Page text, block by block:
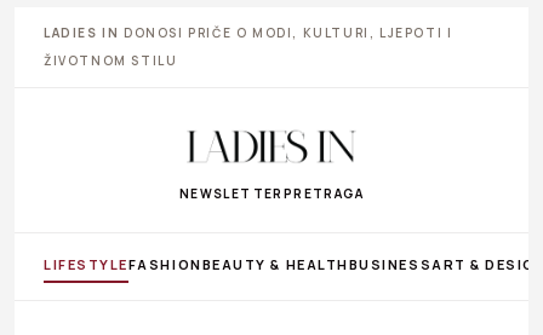
LADIES IN DONOSI PRIČE O MODI, KULTURI, LJEPOTI I
ŽIVOTNOM STILU
NEWSLETTER PRETRAGA
LIFESTYLEFASHIONBEAUTY & HEALTHBUSINESS ART &